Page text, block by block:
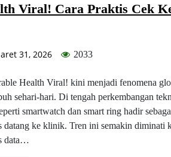
Viral! Cara Praktis Cek
31, 2026 2033
Health Viral! kini menjadi fenomena
sehari-hari. Di tengah perkembangan
smartwatch dan smart ring hadir
datang ke klinik. Tren ini semakin diminati
data…